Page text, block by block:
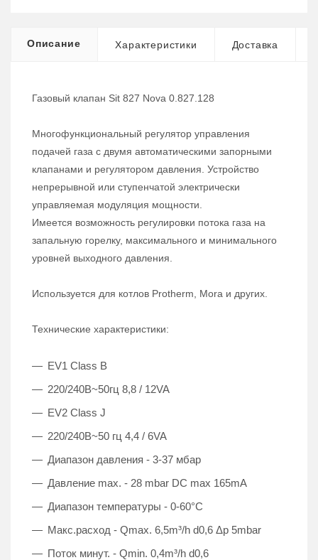
Описание Характеристики Доставка
Газовый клапан Sit 827 Nova 0.827.128
Многофункциональный регулятор управления
подачей газа с двумя автоматическими запорными
клапанами и регулятором давления. Устройство
непрерывной или ступенчатой электрически
управляемая модуляция мощности.
Имеется возможность регулировки потока газа на
запальную горелку, максимального и минимального
уровней выходного давления.
Используется для котлов Protherm, Mora и других.
Технические характеристики:
EV1 Class B
220/240В~50гц 8,8 / 12VA
EV2 Class J
220/240В~50 гц 4,4 / 6VA
Диапазон давления - 3-37 мбар
Давление max. - 28 mbar DC max 165mA
Диапазон температуры - 0-60°C
Макс.расход - Qmax. 6,5m³/h d0,6 Δp 5mbar
Поток минут. - Qmin. 0,4m³/h d0,6